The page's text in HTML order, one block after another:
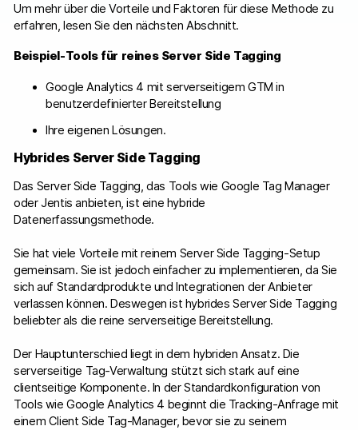
Um mehr über die Vorteile und Faktoren für diese Methode zu
erfahren, lesen Sie den nächsten Abschnitt.
Beispiel-Tools für reines Server Side Tagging
Google Analytics 4 mit serverseitigem GTM in
benutzerdefinierter Bereitstellung
Ihre eigenen Lösungen.
Hybrides Server Side Tagging
Das Server Side Tagging, das Tools wie Google Tag Manager
oder Jentis anbieten, ist eine hybride
Datenerfassungsmethode.
Sie hat viele Vorteile mit reinem Server Side Tagging-Setup
gemeinsam. Sie ist jedoch einfacher zu implementieren, da Sie
sich auf Standardprodukte und Integrationen der Anbieter
verlassen können. Deswegen ist hybrides Server Side Tagging
beliebter als die reine serverseitige Bereitstellung.
Der Hauptunterschied liegt in dem hybriden Ansatz. Die
serverseitige Tag-Verwaltung stützt sich stark auf eine
clientseitige Komponente. In der Standardkonfiguration von
Tools wie Google Analytics 4 beginnt die Tracking-Anfrage mit
einem Client Side Tag-Manager, bevor sie zu seinem